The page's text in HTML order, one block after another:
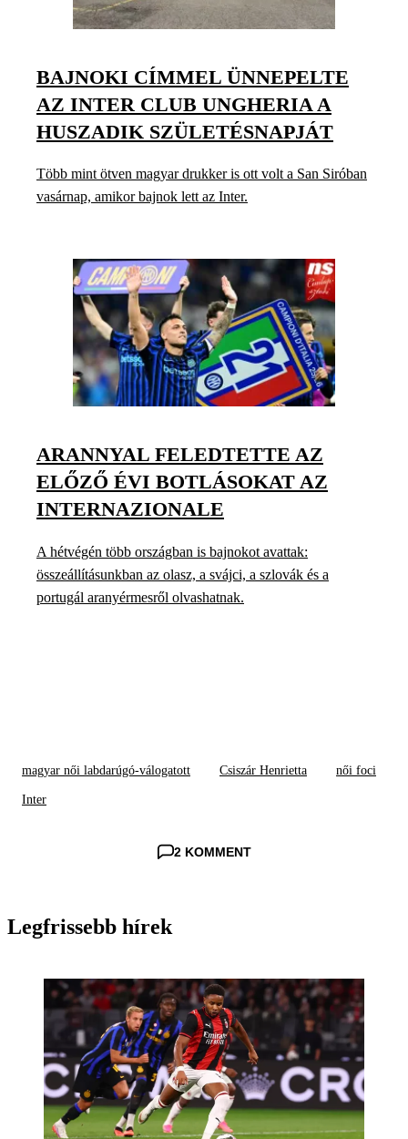
BAJNOKI CÍMMEL ÜNNEPELTE
AZ INTER CLUB UNGHERIA A
HUSZADIK SZÜLETÉSNAPJÁT
Több mint ötven magyar drukker is ott volt a San Siróban
vasárnap, amikor bajnok lett az Inter.
ARANNYAL FELEDTETTE AZ
ELŐZŐ ÉVI BOTLÁSOKAT AZ
INTERNAZIONALE
A hétvégén több országban is bajnokot avattak:
összeállításunkban az olasz, a svájci, a szlovák és a
portugál aranyérmesről olvashatnak.
magyar női labdarúgó-válogatott Csiszár Henrietta női foci
Inter
2 KOMMENT
Legfrissebb hírek